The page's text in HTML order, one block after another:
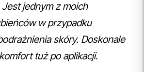
jednym z moich
w przypadku
skóry. Doskonale
tuż po aplikacji.